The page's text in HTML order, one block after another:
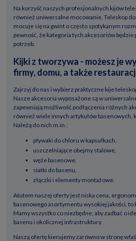
Na korzyść naszych profesjonalnych kijów
również uniwersalne mocowanie. Teleskop
mocuje się na gwint o często spotykanym
pewność, że kategoria tych akcesoriów będzie
potrzeb.
Kijki z tworzywa - możesz je
firmy, domu, a także
Zajrzyj do nas i wybierz praktyczne kije
Nasze akcesoria wyposażone są w
zapewniają możliwość podłączenia różnych
również wiele innych artykułów basenowych,
Należą do nich m.in.:
pływaki do chloru w kapsułkach,
uszczelniające obejmy stalowe,
węże basenowe,
siatki do basenu,
złączki i elementy montażowe.
Atutem naszej oferty jest niska cena,
basenowego asortymentu wysokiej jakości, to
Mamy wszystko co niezbędne, aby zadbać o
basenu i okolicznej infrastruktury.
Naszą ofertę kierujemy zarówno w stronę